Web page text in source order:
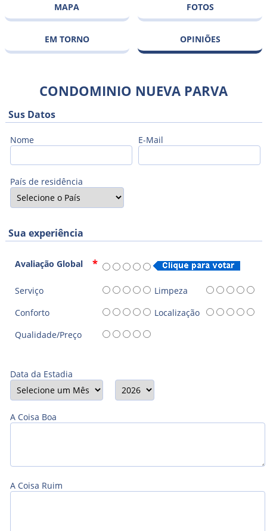
MAPA FOTOS
EM TORNO OPINIÕES
CONDOMINIO NUEVA PARVA
Sus Datos
Nome E-Mail
País de residência
Sua experiência
Avaliação Global
Serviço
Limpeza
Conforto
Localização
Qualidade/Preço
Data da Estadia
A Coisa Boa
A Coisa Ruim